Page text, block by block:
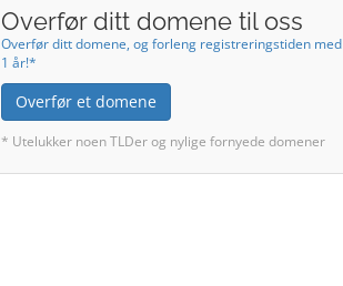
Overfør ditt domene til oss
Overfør ditt domene, og forleng registreringstiden med
1 år!*
Overfør et domene
* Utelukker noen TLDer og nylige fornyede domener